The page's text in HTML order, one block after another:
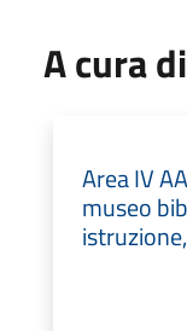
A cura di
Area IV
museo